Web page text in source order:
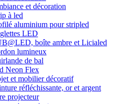
et décoration
à led
aluminium pour stripled
LED
boîte ambre et Licialed
lumineux
de bal
Neon Flex
et mobilier décoratif
réfléchissante, or et argent
projecteur